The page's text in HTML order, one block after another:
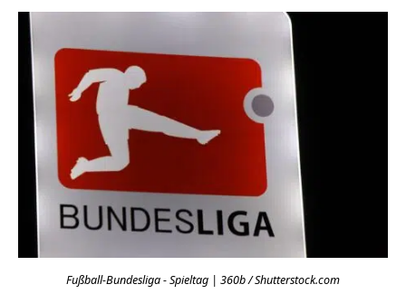
Fußball-Bundesliga - Spieltag | 360b / Shutterstock.com